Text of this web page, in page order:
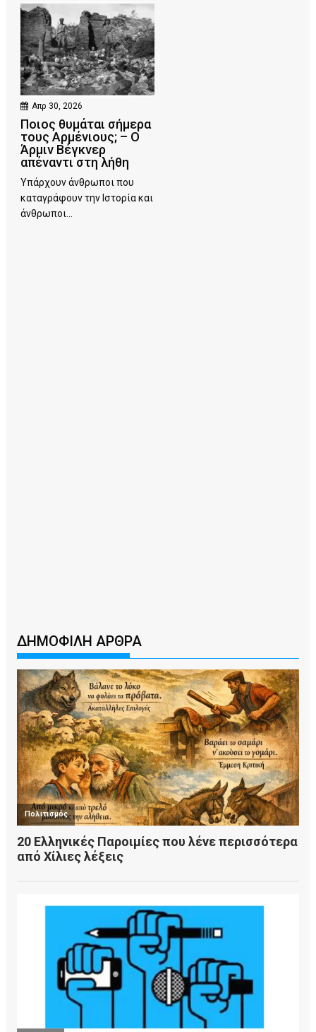
Απρ 30, 2026
Ποιος θυμάται σήμερα
τους Αρμένιους; – Ο
Άρμιν Βέγκνερ
απέναντι στη λήθη
Υπάρχουν άνθρωποι που
καταγράφουν την Ιστορία και
άνθρωποι...
ΔΗΜΟΦΙΛΗ ΑΡΘΡΑ